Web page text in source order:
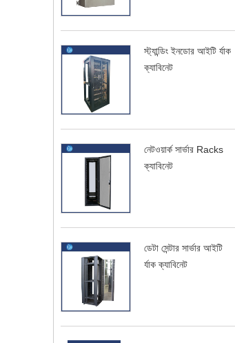
স্ট্যান্ডিং ইনডোর আইটি র্যাক
ক্যাবিনেট
নেটওয়ার্ক সার্ভার Racks
ক্যাবিনেট
ডেটা সেন্টার সার্ভার আইটি
র্যাক ক্যাবিনেট